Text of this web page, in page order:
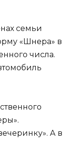
семьи
«Шнера» в
числа.
А в